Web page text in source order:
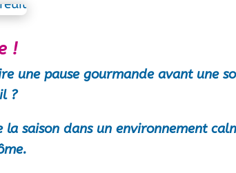
!
une pause gourmande avant une
?
saison dans un environnement